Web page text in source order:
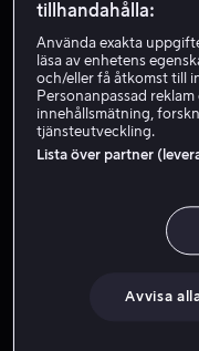
HD
kungen Jack
tillhandahålla:
Använda exakta
läsa av enhetens
och/eller få åtkomst till
Personanpassad
innehållsmätning,
tjänsteutveckling.
Lista över partner
Avvisa